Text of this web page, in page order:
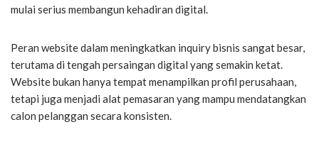
mulai serius membangun kehadiran digital.
Peran website dalam meningkatkan inquiry bisnis sangat besar,
terutama di tengah persaingan digital yang semakin ketat.
Website bukan hanya tempat menampilkan profil perusahaan,
tetapi juga menjadi alat pemasaran yang mampu mendatangkan
calon pelanggan secara konsisten.